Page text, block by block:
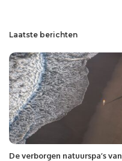
Laatste berichten
De verborgen natuurspa’s van